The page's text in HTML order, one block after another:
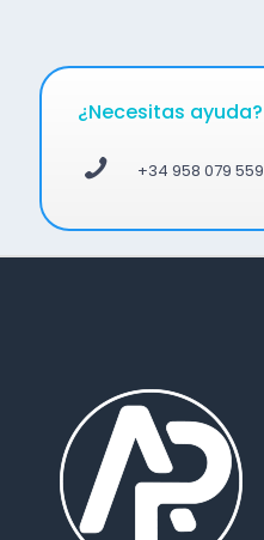
¿Necesitas ayuda?
+34 958 079 559